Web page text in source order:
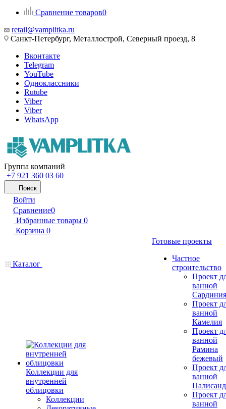
Сравнение товаров0
retail@vamplitka.ru
Санкт-Петербург, Металлострой, Северный проезд, 8
Вконтакте
Telegram
YouTube
Одноклассники
Rutube
Viber
Viber
WhatsApp
Группа компаний
+7 921 360 03 60
Поиск
Войти
Сравнение0
Избранные товары 0
Корзина 0
Каталог
Коллекции для
внутренней
облицовки
Коллекции
Готовые проекты
Частное
строительство
Проект
ванной
Сардиния
Проект
ванной
Камелия
Проект
ванной
Рамина
бежевый
Проект
ванной
Проект
ванной